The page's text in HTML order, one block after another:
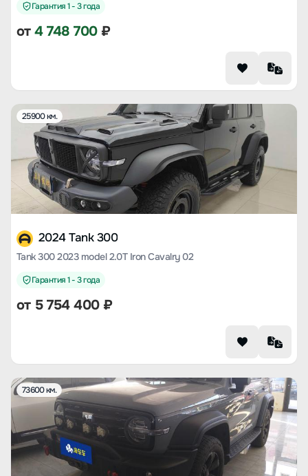
Гарантия 1 - 3 года
от4 748 700₽
25900 км.
2024 Tank 300
Tank 300 2023 model 2.0T Iron Cavalry 02
Гарантия 1 - 3 года
от 5 754 400₽
73600 км.